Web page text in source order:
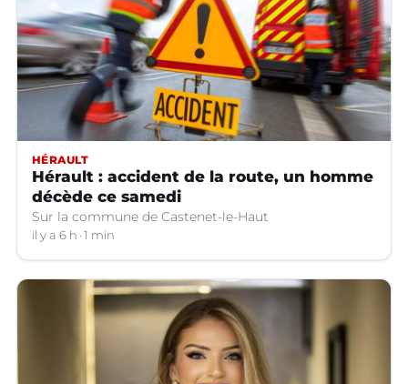
HÉRAULT
Hérault : accident de la route, un homme
décède ce samedi
Sur la commune de Castenet-le-Haut
il y a 6 h 1 min